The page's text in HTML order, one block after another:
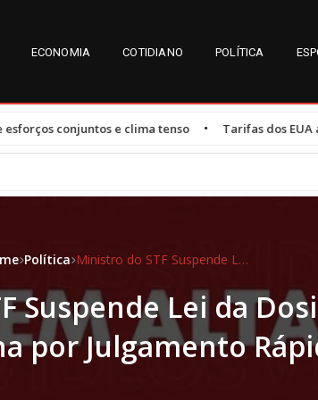
ECONOMIA COTIDIANO POLÍTICA
tenso•Tarifas dos EUA afetam 47,3% das
Política Ministro do STF Suspende Lei da Dosimetria e Pressiona por Julgamento Rápido
Suspende Lei da
por Julgamento